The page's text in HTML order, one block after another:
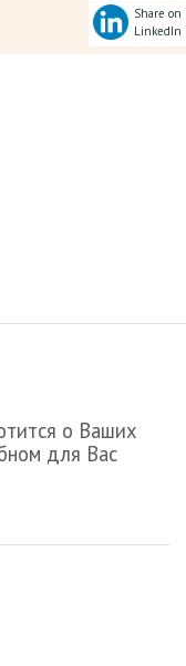
о Ваших
для Вас
Share on
LinkedIn